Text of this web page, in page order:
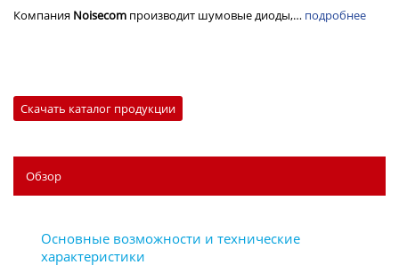
Компания Noisecom производит шумовые диоды,… подробнее
Скачать каталог продукции
Обзор